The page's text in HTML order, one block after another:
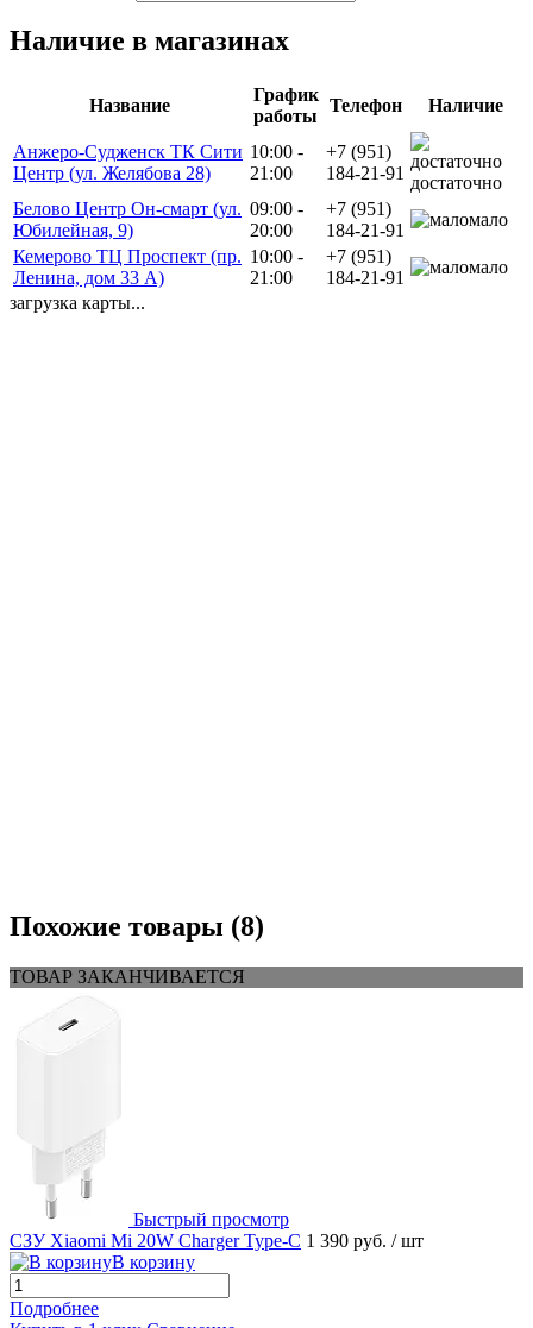
Наличие в магазинах
Название
График
работы
Телефон Наличие
Анжеро-Судженск ТК Сити
Центр (ул. Желябова 28)
10:00 -
21:00
+7 (951)
184-21-91 достаточно
Белово Центр Он-смарт (ул.
Юбилейная, 9)
09:00 -
20:00
+7 (951)
184-21-91
мало
Кемерово ТЦ Проспект (пр.
Ленина, дом 33 А)
10:00 -
21:00
+7 (951)
184-21-91
мало
загрузка карты...
Похожие товары (8)
ТОВАР ЗАКАНЧИВАЕТСЯ
Быстрый просмотр
СЗУ Xiaomi Mi 20W Charger Type-C 1 390 руб. / шт
В корзину
Подробнее